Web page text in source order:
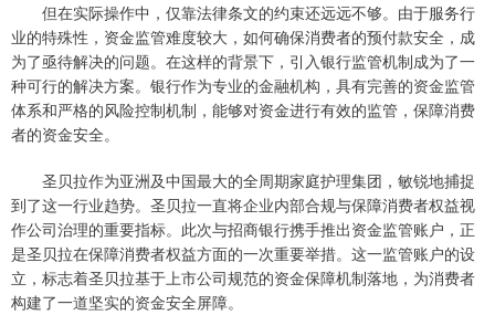
但在实际操作中，仅靠法律条文的约束还远远不够。由于服务行
业的特殊性，资金监管难度较大，如何确保消费者的预付款安全，成
为了亟待解决的问题。在这样的背景下，引入银行监管机制成为了一
种可行的解决方案。银行作为专业的金融机构，具有完善的资金监管
体系和严格的风险控制机制，能够对资金进行有效的监管，保障消费
者的资金安全。
圣贝拉作为亚洲及中国最大的全周期家庭护理集团，敏锐地捕捉
到了这一行业趋势。圣贝拉一直将企业内部合规与保障消费者权益视
作公司治理的重要指标。此次与招商银行携手推出资金监管账户，正
是圣贝拉在保障消费者权益方面的一次重要举措。这一监管账户的设
立，标志着圣贝拉基于上市公司规范的资金保障机制落地，为消费者
构建了一道坚实的资金安全屏障。